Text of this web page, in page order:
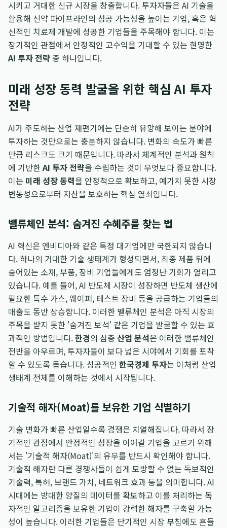
시키고 거대한 신규 시장을 창출합니다. 투자자들은 AI 기술을
활용해 신약 파이프라인의 성공 가능성을 높이는 기업, 혹은 혁
신적인 치료제 개발에 성공한 기업들을 주목해야 합니다. 이는
장기적인 관점에서 안정적인 고수익을 기대할 수 있는 현명한
AI 투자 전략 중 하나입니다.
미래 성장 동력 발굴을 위한 핵심 AI 투자
전략
AI가 주도하는 산업 재편기에는 단순히 유망해 보이는 분야에
투자하는 것만으로는 충분하지 않습니다. 변화의 속도가 빠른
만큼 리스크도 크기 때문입니다. 따라서 체계적인 분석과 원칙
에 기반한AI 투자 전략을 수립하는 것이 무엇보다 중요합니다.
이는 미래 성장 동력을 안정적으로 확보하고, 예기치 못한 시장
변동성으로부터 자산을 보호하는 핵심 열쇠입니다.
밸류체인 분석: 숨겨진 수혜주를 찾는 법
AI 혁신은 엔비디아와 같은 특정 대기업에만 국한되지 않습니
다. 하나의 거대한 기술 생태계가 형성되면서, 최종 제품 뒤에
숨어있는 소재, 부품, 장비 기업들에게도 엄청난 기회가 열리고
있습니다. 예를 들어, AI 반도체 시장이 성장하면 반도체 생산에
필요한 특수 가스, 웨이퍼, 테스트 장비 등을 공급하는 기업들의
매출도 동반 상승합니다. 이러한 밸류체인 분석은 아직 시장의
주목을 받지 못한 '숨겨진 보석' 같은 기업을 발굴할 수 있는 효
과적인 방법입니다.한경의 심층 산업 분석은 이러한 밸류체인
전반을 아우르며, 투자자들이 보다 넓은 시야에서 기회를 포착
할 수 있도록 돕습니다. 성공적인 한국경제 투자는 이처럼 산업
생태계 전체를 이해하는 것에서 시작됩니다.
기술적 해자(Moat)를 보유한 기업 식별하기
기술 변화가 빠른 산업일수록 경쟁은 치열해집니다. 따라서 장
기적인 관점에서 안정적인 성장을 이어갈 기업을 고르기 위해
서는 '기술적 해자(Moat)'의 유무를 반드시 확인해야 합니다.
기술적 해자란 다른 경쟁사들이 쉽게 모방할 수 없는 독보적인
기술력, 특허, 브랜드 가치, 네트워크 효과 등을 의미합니다. AI
시대에는 방대한 양질의 데이터를 확보하고 이를 처리하는 독
자적인 알고리즘을 보유한 기업이 강력한 해자를 구축할 가능
성이 높습니다. 이러한 기업들은 단기적인 시장 부침에도 흔들